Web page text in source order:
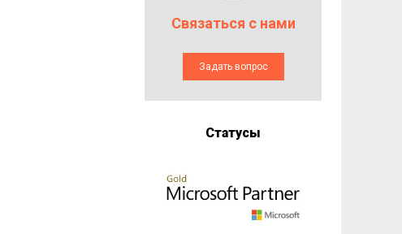
Связаться с нами
Задать вопрос
Статусы